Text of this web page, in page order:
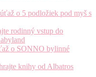
o 5 podložiek pod myš s
rodinný vstup do
o SONNO bylinné
knihy od Albatros